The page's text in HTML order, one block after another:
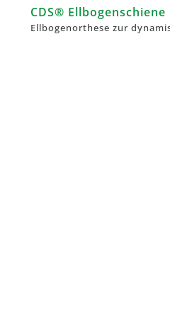
CDS®
Ellbogenorthese zur